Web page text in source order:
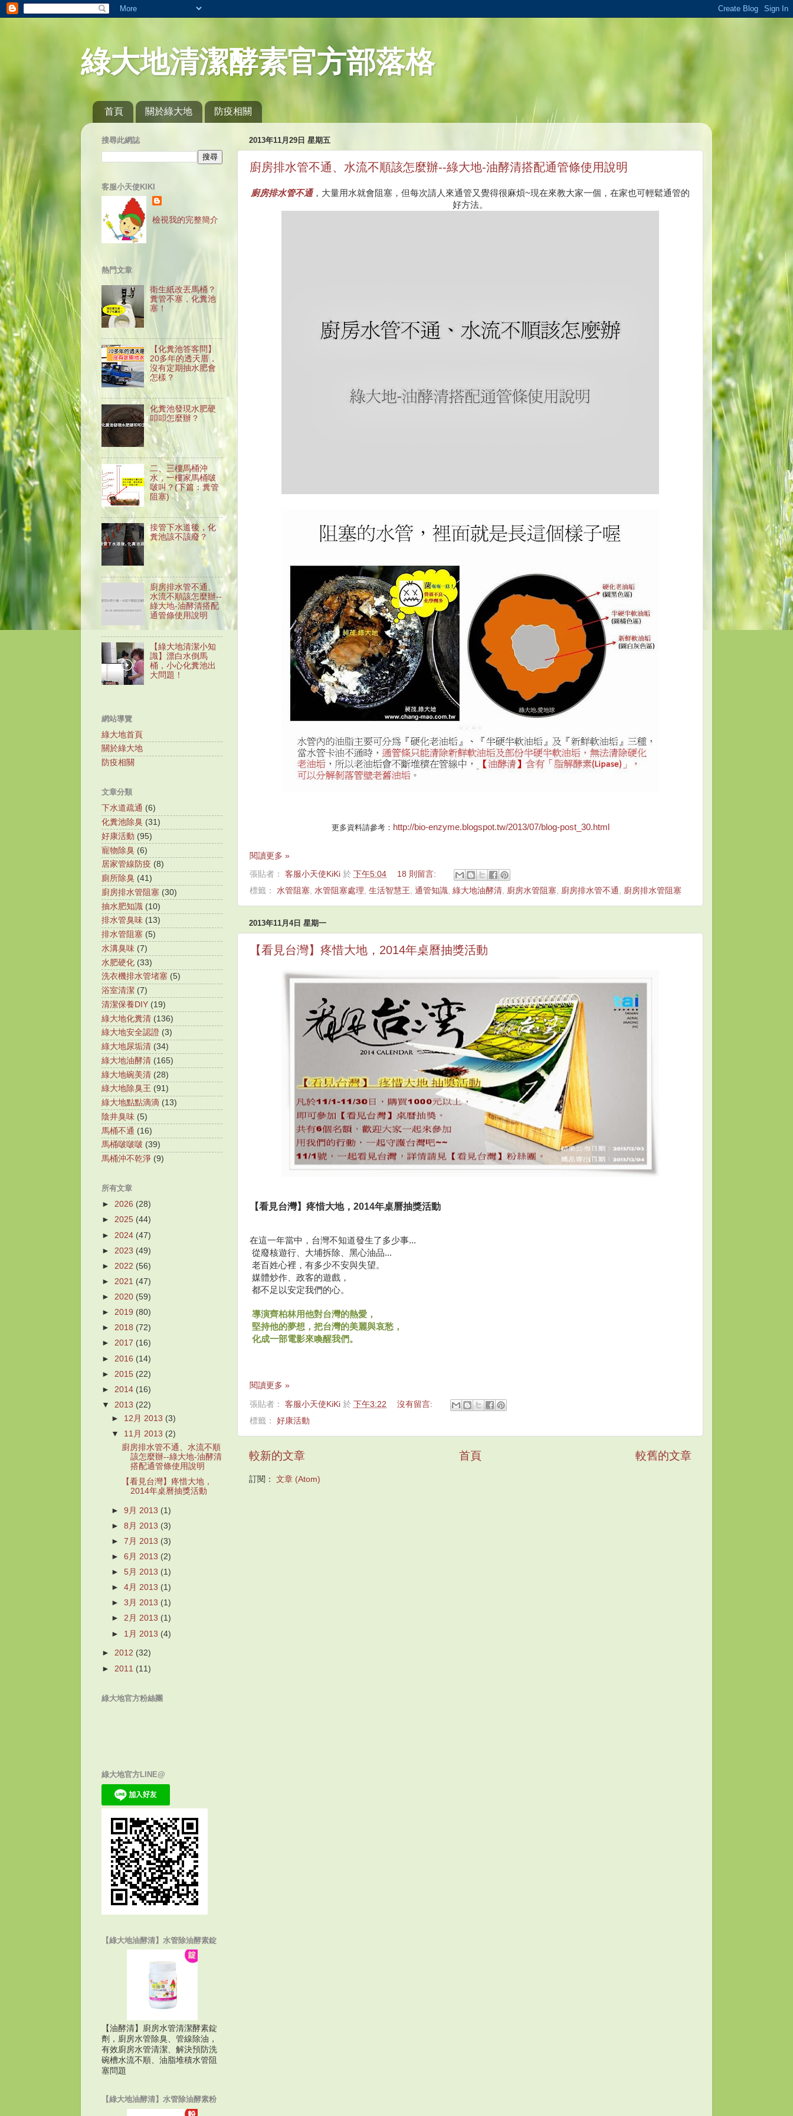
綠大地清潔酵素官方部落格
首頁 關於綠大地 防疫相關
2013年11月29日 星期五
廚房排水管不通、水流不順該怎麼辦--綠大地-油酵清搭配通管條使用說明
廚房排水管不通，大量用水就會阻塞，但每次請人來通管又覺得很麻煩~現在來教大家一個，在家也可輕鬆通管的
好方法。
更多資料請參考： http://bio-enzyme.blogspot.tw/2013/07/blog-post_30.html
閱讀更多 »
張貼者： 客服小天使KiKi 於 下午5:04
18 則留言:
標籤： 水管阻塞, 水管阻塞處理, 生活智慧王, 通管知識, 綠大地油酵清, 廚房水管阻塞, 廚房排水管不通 , 廚房排水管阻塞
2013年11月4日 星期一
【看見台灣】疼惜大地，2014年桌曆抽獎活動
【看見台灣】疼惜大地，2014年桌曆抽獎活動
在這一年當中，台灣不知道發生了多少事...
從廢核遊行、大埔拆除、黑心油品...
老百姓心裡，有多少不安與失望。
媒體炒作、政客的遊戲，
都不足以安定我們的心。
導演齊柏林用他對台灣的熱愛，
堅持他的夢想，把台灣的美麗與哀愁，
化成一部電影來喚醒我們。
閱讀更多 »
張貼者： 客服小天使KiKi 於 下午3:22
沒有留言:
標籤： 好康活動
較新的文章 較舊的文章
首頁
訂閱： 文章 (Atom)
搜尋此網誌
客服小天使KIKI
檢視我的完整簡介
熱門文章
衛生紙改丟馬桶？
糞管不塞，化糞池
塞！
【化糞池答客問】
20多年的透天厝，
沒有定期抽水肥會
怎樣？
化糞池發現水肥硬
叩叩怎麼辦？
二、三樓馬桶沖
水，一樓家馬桶啵
啵叫？(下篇：糞管
阻塞)
接管下水道後，化
糞池該不該廢？
廚房排水管不通、
水流不順該怎麼辦--
綠大地-油酵清搭配
通管條使用說明
【綠大地清潔小知
識】漂白水倒馬
桶，小心化糞池出
大問題！
網站導覽
綠大地首頁
關於綠大地
防疫相關
文章分類
下水道疏通 (6)
化糞池除臭 (31)
好康活動 (95)
寵物除臭 (6)
居家管線防疫 (8)
廁所除臭 (41)
廚房排水管阻塞 (30)
抽水肥知識 (10)
排水管臭味 (13)
排水管阻塞 (5)
水溝臭味 (7)
水肥硬化 (33)
洗衣機排水管堵塞 (5)
浴室清潔 (7)
清潔保養DIY (19)
綠大地化糞清 (136)
綠大地安全認證 (3)
綠大地尿垢清 (34)
綠大地油酵清 (165)
綠大地碗美清 (28)
綠大地除臭王 (91)
綠大地點點滴滴 (13)
陰井臭味 (5)
馬桶不通 (16)
馬桶啵啵啵 (39)
馬桶沖不乾淨 (9)
所有文章
► 2026 (28)
► 2025 (44)
► 2024 (47)
► 2023 (49)
► 2022 (56)
► 2021 (47)
► 2020 (59)
► 2019 (80)
► 2018 (72)
► 2017 (16)
► 2016 (14)
► 2015 (22)
► 2014 (16)
▼ 2013 (22)
► 12月 2013 (3)
▼ 11月 2013 (2)
廚房排水管不通、水流不順
該怎麼辦--綠大地-油酵清
搭配通管條使用說明
【看見台灣】疼惜大地，
2014年桌曆抽獎活動
►9月 2013 (1)
►8月 2013 (3)
►7月 2013 (3)
►6月 2013 (2)
►5月 2013 (1)
►4月 2013 (1)
►3月 2013 (1)
►2月 2013 (1)
► 1月 2013 (4)
► 2012 (32)
► 2011 (11)
綠大地官方粉絲團
綠大地官方LINE@
【綠大地油酵清】水管除油酵素錠
【油酵清】廚房水管清潔酵素錠
劑，廚房水管除臭、管線除油，
有效廚房水管清潔、解決預防洗
碗槽水流不順、油脂堆積水管阻
塞問題
【綠大地油酵清】水管除油酵素粉